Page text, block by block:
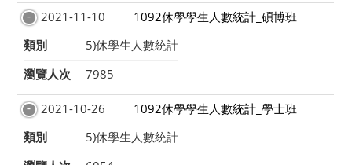
2021-11-10
1092休學學生人數統計_碩博班
類別
5)休學生人數統計
瀏覽人次
7985
2021-10-26
1092休學學生人數統計_學士班
類別
5)休學生人數統計